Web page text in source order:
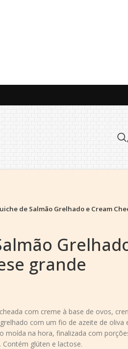
de Salmão Grelhado e Cream
grande
com creme à base de ovos,
com um fio de azeite de oliva
moída na hora, finalizada com
Contém glúten e lactose.